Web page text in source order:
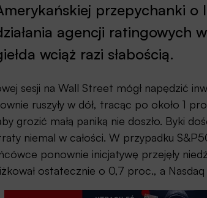
przepychanki o
agencji ratingowych
wciąż razi słabością.
sesji na Wall Street mógł napędzić
ruszyły w dół, tracąc po około 1
grozić małą paniką nie doszło. Byki
niemal w całości. W przypadku
ponownie inicjatywę przejęły
ostatecznie o 0,7 proc., a